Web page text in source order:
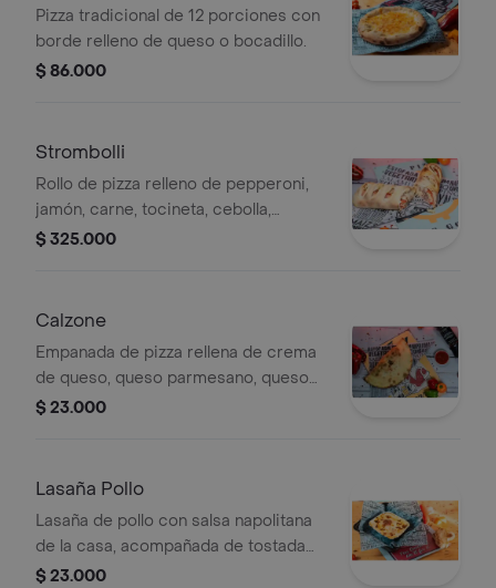
Porciones
Pizza tradicional de 12 porciones con
borde relleno de queso o bocadillo.
$ 86.000
Strombolli
Rollo de pizza relleno de pepperoni,
jamón, carne, tocineta, cebolla,
tomate, pimentón, crema de queso,
$ 325.000
Calzone
Empanada de pizza rellena de crema
de queso, queso parmesano, queso
mozzarella y adicional 2 ingredientes
$ 23.000
Lasaña Pollo
Lasaña de pollo con salsa napolitana
de la casa, acompañada de tostada
de ajo.
$ 23.000